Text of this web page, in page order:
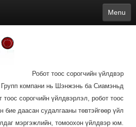
Menu
日本語
Mongolian bāṅlā Norsk
Türkçe
Việt íslenska Estonia
Bulgarian
Робот тоос сорогчийн үйлдвэр
компани нь Шэнжэнь ба Сиамэньд
тоос сорогчийн үйлдвэрлэл, робот тоос
бие даасан судалгааны төвтэйгөөр үйл
мэргэжлийн, томоохон үйлдвэр юм.